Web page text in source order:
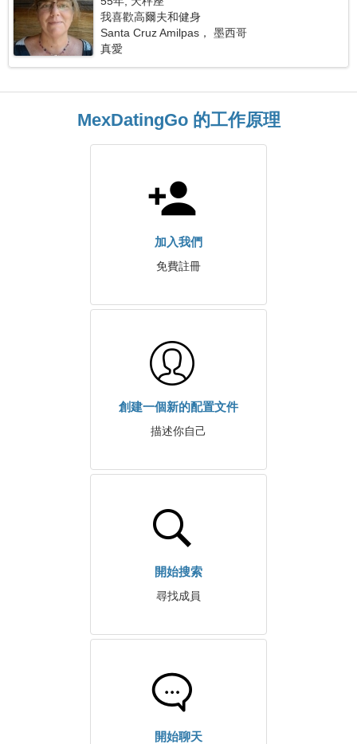
我喜歡高爾夫和健身
Santa Cruz Amilpas， 墨西哥
真愛
MexDatingGo 的工作原理
加入我們
免費註冊
創建一個新的配置文件
描述你自己
開始搜索
尋找成員
開始聊天